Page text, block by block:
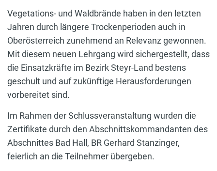
Vegetations- und Waldbrände haben in den letzten
Jahren durch längere Trockenperioden auch in
Oberösterreich zunehmend an Relevanz gewonnen.
Mit diesem neuen Lehrgang wird sichergestellt, dass
die Einsatzkräfte im Bezirk Steyr-Land bestens
geschult und auf zukünftige Herausforderungen
vorbereitet sind.
Im Rahmen der Schlussveranstaltung wurden die
Zertifikate durch den Abschnittskommandanten des
Abschnittes Bad Hall, BR Gerhard Stanzinger,
feierlich an die Teilnehmer übergeben.